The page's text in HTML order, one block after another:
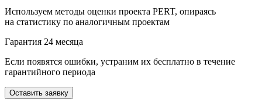
Используем методы оценки проекта PERT, опираясь
на статистику по аналогичным проектам
Гарантия 24 месяца
Если появятся ошибки, устраним их бесплатно в течение
гарантийного периода
Оставить заявку